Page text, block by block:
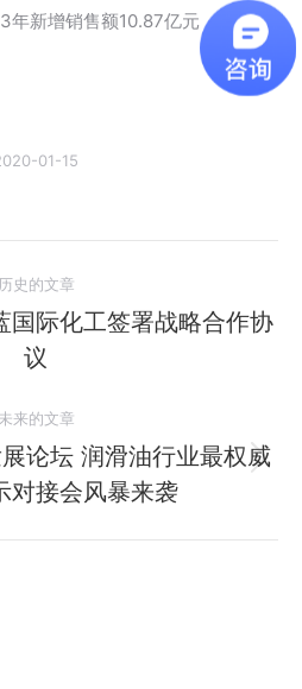
年新增销售额10.87亿元，新增利
01-15
历史的文章
历
史
章：
国际化工签署战略合作协
议
未来的文章
未
来
的
论坛 润滑油行业最权威
对接会风暴来袭